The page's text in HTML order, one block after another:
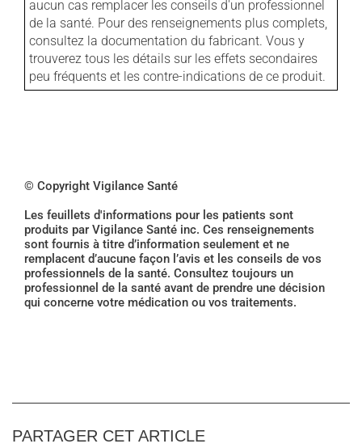
aucun cas remplacer les conseils d'un professionnel
de la santé. Pour des renseignements plus complets,
consultez la documentation du fabricant. Vous y
trouverez tous les détails sur les effets secondaires
peu fréquents et les contre-indications de ce produit.
© Copyright Vigilance Santé
Les feuillets d'informations pour les patients sont
produits par Vigilance Santé inc. Ces renseignements
sont fournis à titre d’information seulement et ne
remplacent d’aucune façon l’avis et les conseils de vos
professionnels de la santé. Consultez toujours un
professionnel de la santé avant de prendre une décision
qui concerne votre médication ou vos traitements.
PARTAGER CET ARTICLE